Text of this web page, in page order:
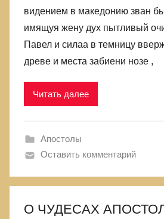
видением в македонию зван
имящуя жену дух пытливый
Павел и силаа в темницу
древе и места забиени нозе ,
Читать далее
Апостолы
Оставить комментарий
О ЧУДЕСАХ